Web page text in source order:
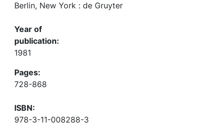
Berlin, New York : de Gruyter
Year of
publication:
1981
Pages:
728-868
ISBN:
978-3-11-008288-3